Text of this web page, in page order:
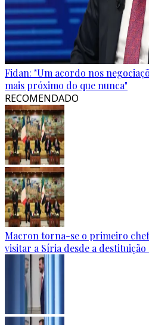
Fidan: "Um acordo nos
mais próximo do que nunca"
RECOMENDADO
Macron torna-se o primeiro
visitar a Síria desde a destituição